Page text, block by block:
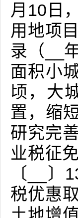
月10日
用地项
录（__
面积小
顷，大
置，缩
研究完
业税征
〔__〕
税优惠